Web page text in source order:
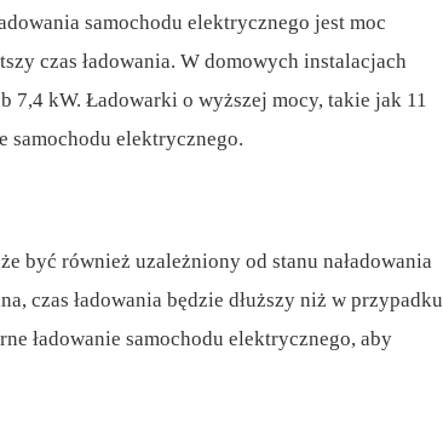
samochodu elektrycznego jest moc
czas ładowania. W domowych instalacjach
7,4 kW. Ładowarki o wyższej mocy, takie jak 11
samochodu elektrycznego.
być również uzależniony od stanu naładowania
czas ładowania będzie dłuższy niż w przypadku
ładowanie samochodu elektrycznego, aby